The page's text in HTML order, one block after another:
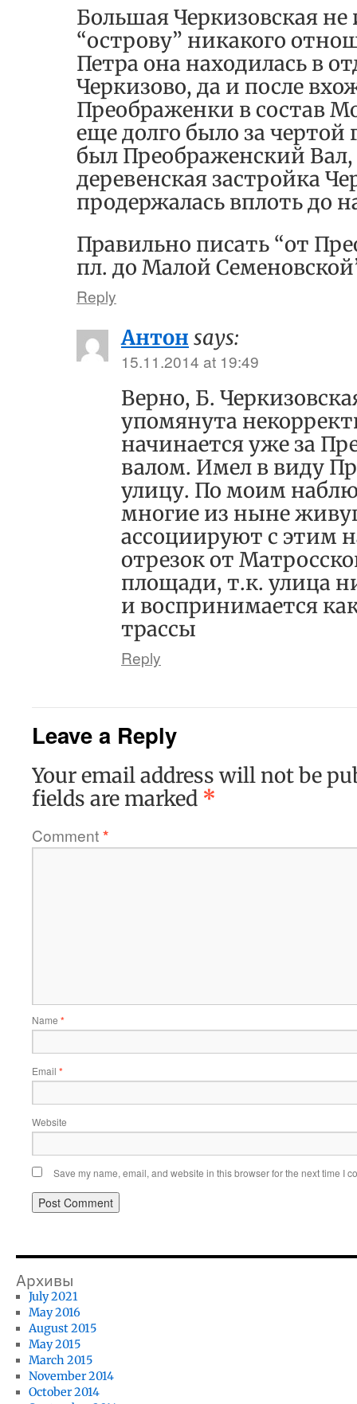
Большая Черкизовская не
“острову” никакого
Петра она находилась в
Черкизово, да и после
Преображенки в состав
еще долго было за чертой
был Преображенский Вал,
деревенская застройка
продержалась вплоть до
Правильно писать “от
пл. до Малой
Reply
Антон says:
15.11.2014 at 19:49
Верно, Б.
упомянута
начинается уже за
валом. Имел в виду
улицу. По моим
многие из ныне
ассоциируют с этим
отрезок от
площади, т.к. улица
и воспринимается
трассы
Reply
Leave a Reply
Your email address will not be
fields are marked *
Comment*
Name *
Email *
Website
Save my name, email, and website in this browser for the next time I
Архивы
July 2021
May 2016
August 2015
May 2015
March 2015
November 2014
October 2014